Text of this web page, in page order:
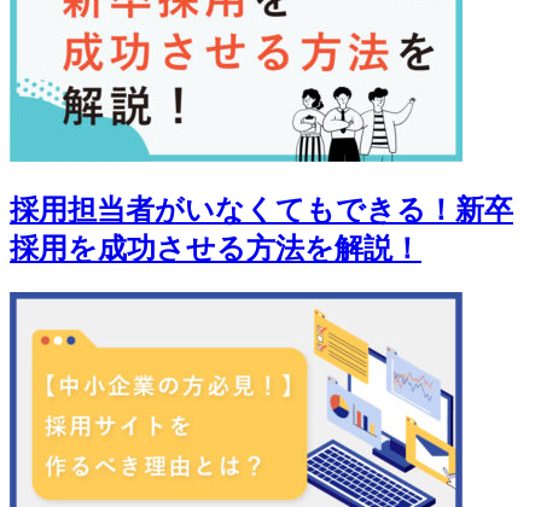
採用担当者がいなくてもできる！新卒
採用を成功させる方法を解説！